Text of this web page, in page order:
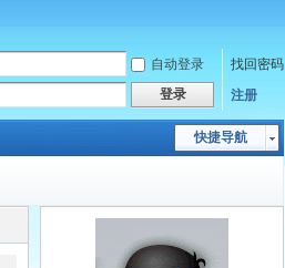
自动登录
找回密码
登录 注册
快捷导航